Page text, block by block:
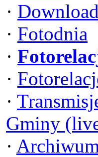
· Download
· Fotodnia
·
·
·
Gminy
·